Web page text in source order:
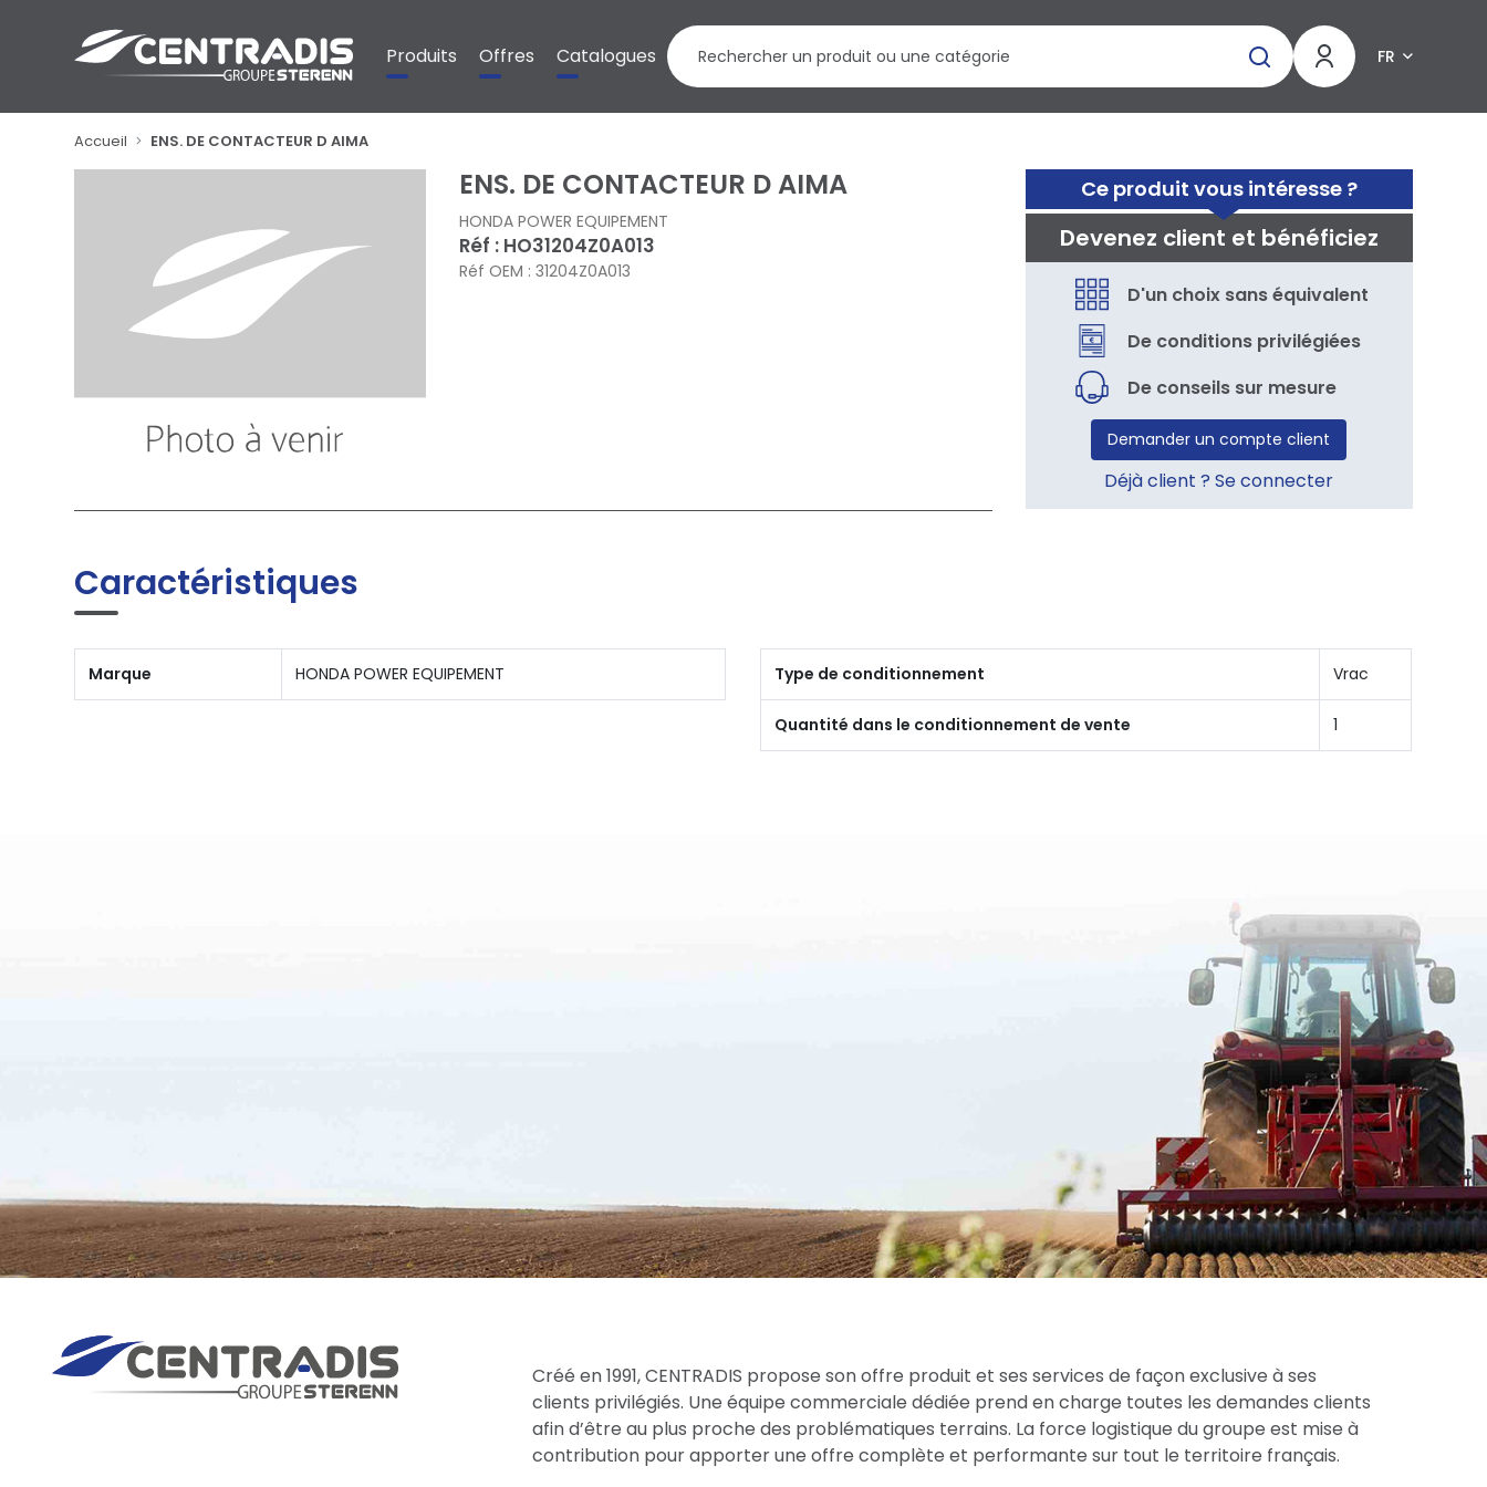
Produits Offres Catalogues FR
Accueil ENS. DE CONTACTEUR D AIMA
Ce produit vous intéresse ?
Devenez client et bénéficiez
D'un choix sans équivalent
De conditions privilégiées
De conseils sur mesure
Demander un compte client
Déjà client ? Se connecter
ENS. DE CONTACTEUR D AIMA
HONDA POWER EQUIPEMENT
Réf : HO31204Z0A013
Réf OEM : 31204Z0A013
Caractéristiques
Marque HONDA POWER EQUIPEMENT Type de conditionnement Vrac
Quantité dans le conditionnement de vente 1
Créé en 1991, CENTRADIS propose son offre produit et ses services de façon exclusive à ses
clients privilégiés. Une équipe commerciale dédiée prend en charge toutes les demandes clients
afin d’être au plus proche des problématiques terrains. La force logistique du groupe est mise à
contribution pour apporter une offre complète et performante sur tout le territoire français.